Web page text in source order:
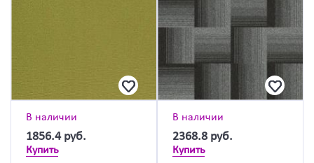
В наличии
1856.4 руб.
Купить
В наличии
2368.8 руб.
Купить